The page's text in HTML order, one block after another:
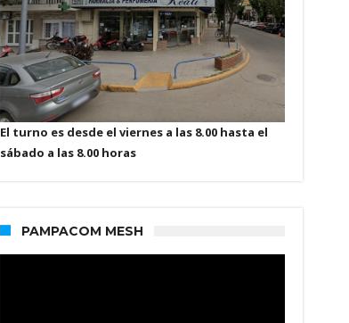
El turno es desde el viernes a las 8.00 hasta el
sábado a las 8.00 horas
PAMPACOM MESH